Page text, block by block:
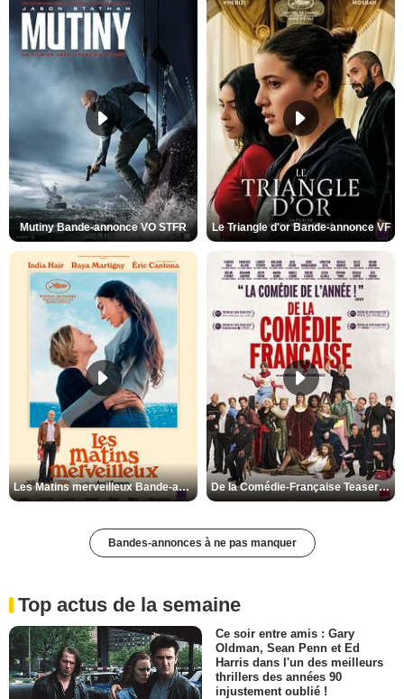
Mutiny Bande-annonce VO STFR Le Triangle d'or Bande-annonce VF
Les Matins merveilleux Bande-annonce VF De la Comédie-Française Teaser VF
Bandes-annonces à ne pas manquer
Top actus de la semaine
Ce soir entre amis : Gary
Oldman, Sean Penn et Ed
Harris dans l'un des meilleurs
thrillers des années 90
injustement oublié !